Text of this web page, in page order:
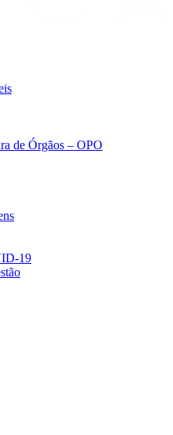
de Órgãos – OPO
19